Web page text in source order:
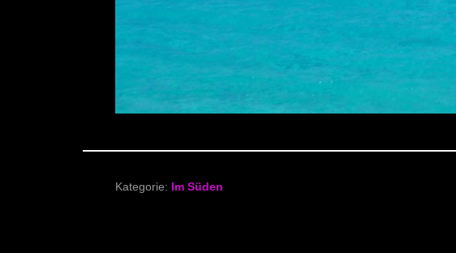
Kategorie: Im Süden